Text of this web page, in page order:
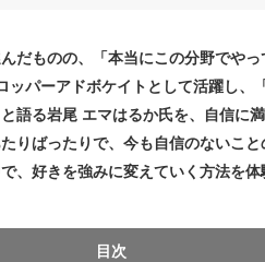
だものの、「本当にこの分野でや
パーアドボケイトとして活躍し、
語る岩尾 エマはるか氏を、自信に
りばったりで、今も自信のないこ
、好きを強みに変えていく方法を体
目次